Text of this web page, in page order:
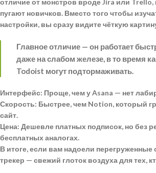
отличие от монстров вроде Jira или Trello,
пугают новичков. Вместо того чтобы
настройки, вы сразу видите чёткую
Главное отличие — он работает
даже на слабом железе, в то время
Todoist могут подтормаживать.
Интерфейс: Проще, чем у Asana — нет
Скорость: Быстрее, чем Notion, который
сайт.
Цена: Дешевле платных подписок, но без
бесплатных аналогах.
В итоге, если вам надоели перегруженные
трекер — свежий глоток воздуха для тех,